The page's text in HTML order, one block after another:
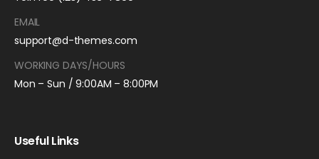
EMAIL
support@d-themes.com
WORKING DAYS/HOURS
Mon – Sun / 9:00AM – 8:00PM
Useful Links